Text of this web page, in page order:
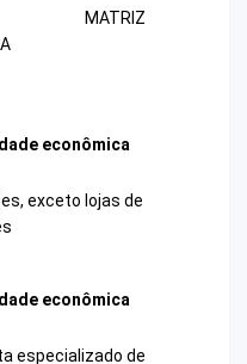
MATRIZ
econômica
exceto lojas de
econômica
especializado de